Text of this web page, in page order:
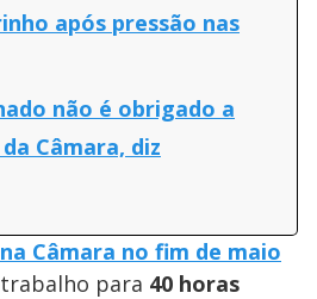
após pressão nas
não é obrigado a
Câmara, diz
Câmara no fim de maio
para 40 horas